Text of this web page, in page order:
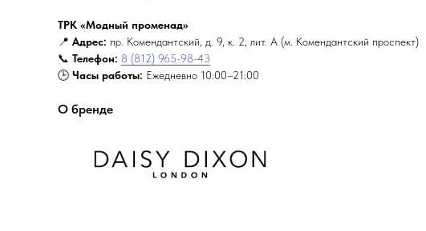
ТРК «Модный променад»
📍 Адрес: пр. Комендантский, д. 9, к. 2, лит. А (м. Комендантский проспект)
📞 Телефон: 8 (812) 965-98-43
🕒 Часы работы: Ежедневно 10:00–21:00
О бренде